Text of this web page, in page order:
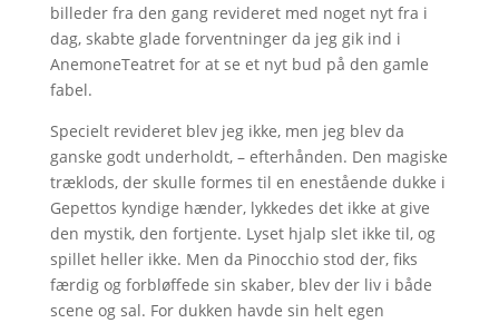
billeder fra den gang revideret med noget nyt fra i
dag, skabte glade forventninger da jeg gik ind i
AnemoneTeatret for at se et nyt bud på den gamle
fabel.
Specielt revideret blev jeg ikke, men jeg blev da
ganske godt underholdt, – efterhånden. Den magiske
træklods, der skulle formes til en enestående dukke i
Gepettos kyndige hænder, lykkedes det ikke at give
den mystik, den fortjente. Lyset hjalp slet ikke til, og
spillet heller ikke. Men da Pinocchio stod der, fiks
færdig og forbløffede sin skaber, blev der liv i både
scene og sal. For dukken havde sin helt egen